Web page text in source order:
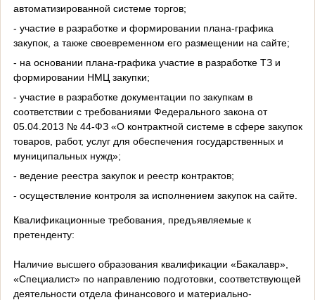
автоматизированной системе торгов;
- участие в разработке и формировании плана-графика
закупок, а также своевременном его размещении на сайте;
- на основании плана-графика участие в разработке ТЗ и
формировании НМЦ закупки;
- участие в разработке документации по закупкам в
соответствии с требованиями Федерального закона от
05.04.2013 № 44-ФЗ «О контрактной системе в сфере закупок
товаров, работ, услуг для обеспечения государственных и
муниципальных нужд»;
- ведение реестра закупок и реестр контрактов;
- осуществление контроля за исполнением закупок на сайте.
Квалификационные требования, предъявляемые к
претенденту:
Наличие высшего образования квалификации «Бакалавр»,
«Специалист» по направлению подготовки, соответствующей
деятельности отдела финансового и материально-